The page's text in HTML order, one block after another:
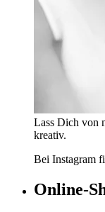
Lass Dich von
kreativ.
Bei Instagram
Online-